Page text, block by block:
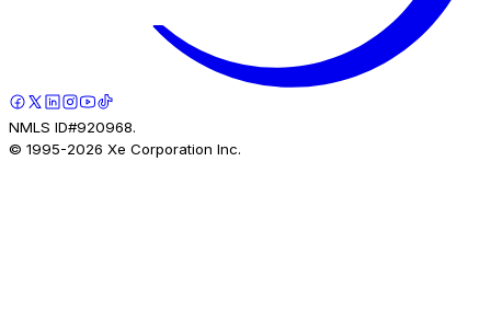
NMLS ID#920968.
© 1995-2026 Xe Corporation Inc.